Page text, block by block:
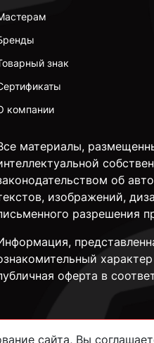
знак
компании
материалы,
об
изображений,
разрешения
оферта в
сайта, Вы